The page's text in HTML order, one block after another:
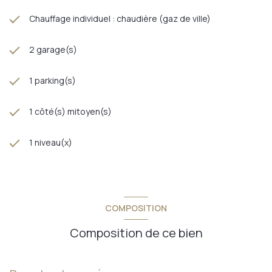
Chauffage individuel : chaudière (gaz de ville)
2 garage(s)
1 parking(s)
1 côté(s) mitoyen(s)
1 niveau(x)
COMPOSITION
Composition de ce bien